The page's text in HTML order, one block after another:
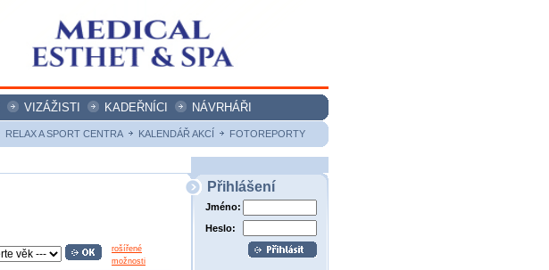
VIZÁŽISTI KADEŘNÍCI
NÁVRHÁŘI
RELAX A SPORT CENTRA KALENDÁŘ AKCÍ FOTOREPORTY
rošířené
možnosti
Přihlášení
Jméno:
Heslo: